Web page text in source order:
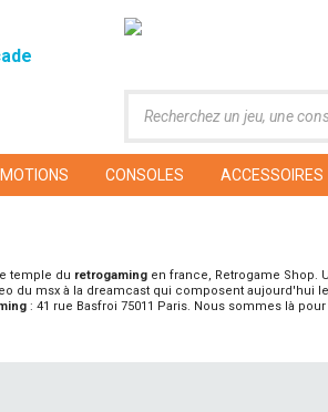
CONSOLES ACCESSOIRES
temple du retrogaming en france, Retrogame Shop.
du msx à la dreamcast qui composent aujourd'hui
: 41 rue Basfroi 75011 Paris. Nous sommes là